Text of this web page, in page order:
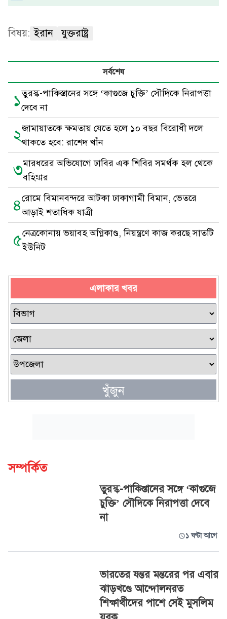
বিষয়: ইরান যুক্তরাষ্ট্র
সর্বশেষ
১তুরস্ক-পাকিস্তানের সঙ্গে ‘কাগুজে চুক্তি’ সৌদিকে নিরাপত্তা
দেবে না
২জামায়াতকে ক্ষমতায় যেতে হলে ১০ বছর বিরোধী দলে
থাকতে হবে: রাশেদ খাঁন
৩মারধরের অভিযোগে ঢাবির এক শিবির সমর্থক হল থেকে
বহিষ্কার
৪রোমে বিমানবন্দরে আটকা ঢাকাগামী বিমান, ভেতরে
আড়াই শতাধিক যাত্রী
৫নেত্রকোনায় ভয়াবহ অগ্নিকাণ্ড, নিয়ন্ত্রণে কাজ করছে সাতটি
ইউনিট
এলাকার খবর
খুঁজুন
সম্পর্কিত
তুরস্ক-পাকিস্তানের সঙ্গে ‘কাগুজে
চুক্তি’ সৌদিকে নিরাপত্তা দেবে
না
১ ঘণ্টা আগে
ভারতের যন্তর মন্তরের পর এবার
ঝাড়খণ্ডে আন্দোলনরত
শিক্ষার্থীদের পাশে সেই মুসলিম